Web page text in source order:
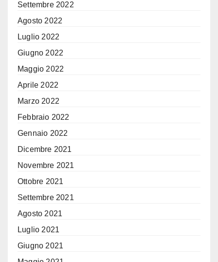
Settembre 2022
Agosto 2022
Luglio 2022
Giugno 2022
Maggio 2022
Aprile 2022
Marzo 2022
Febbraio 2022
Gennaio 2022
Dicembre 2021
Novembre 2021
Ottobre 2021
Settembre 2021
Agosto 2021
Luglio 2021
Giugno 2021